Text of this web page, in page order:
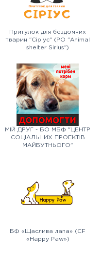
Притулок для бездомних
тварин "Сіріус" (PO "Animal
shelter Sirius")
МІЙ ДРУГ - БО МБФ "ЦЕНТР
СОЦІАЛЬНИХ ПРОЕКТІВ
МАЙБУТНЬОГО"
БФ «Щаслива лапа» (CF
«Happy Paw»)